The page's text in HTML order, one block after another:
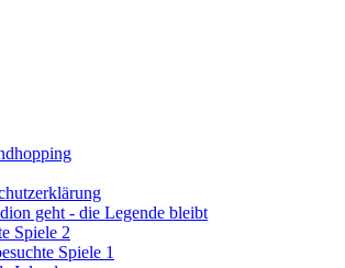
geht - die Legende bleibt
Spiele 2
Spiele 1